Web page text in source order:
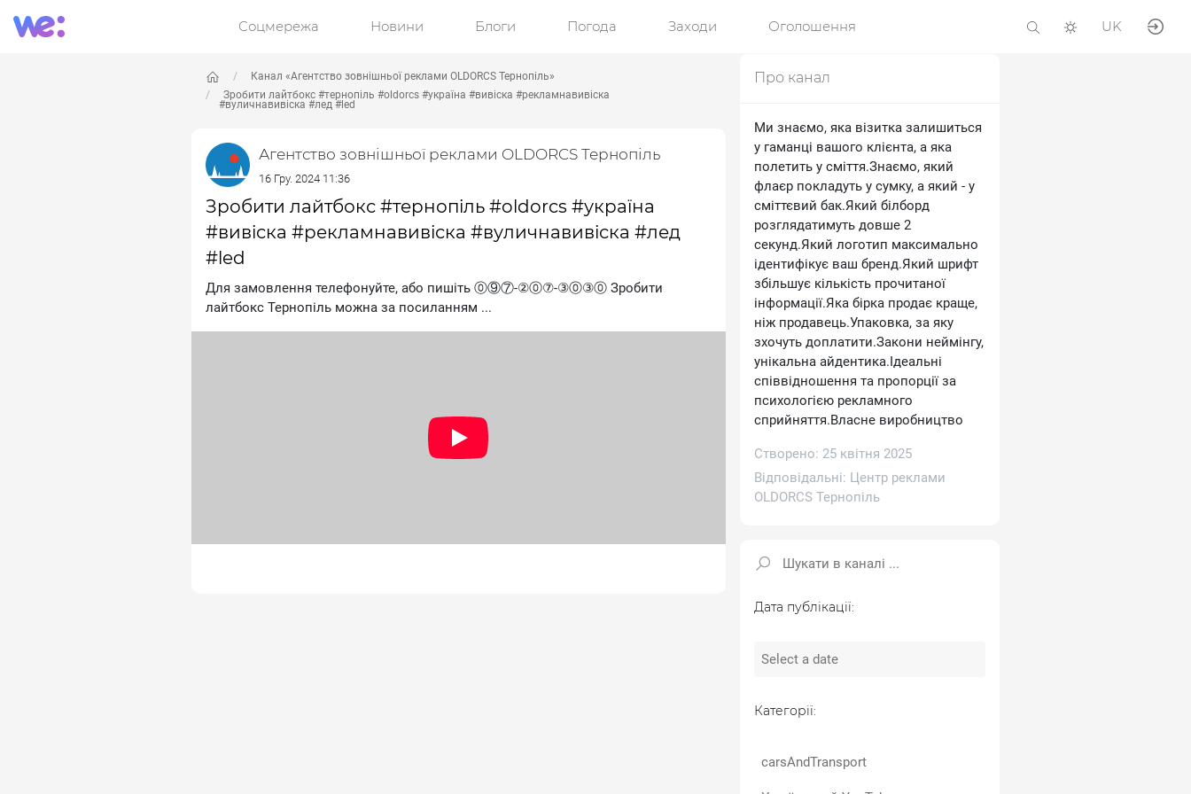
Соцмережа Новини Блоги Погода Заходи Оголошення UK
Канал «Агентство зовнішньої реклами OLDORCS Тернопіль»
Зробити лайтбокс #тернопіль #oldorcs #україна #вивіска #рекламнавивіска
#вуличнавивіска #лед #led
Агентство зовнішньої реклами OLDORCS Тернопіль
16 Гру. 2024 11:36
Зробити лайтбокс #тернопіль #oldorcs #україна
#вивіска #рекламнавивіска #вуличнавивіска #лед
#led
Для замовлення телефонуйте, або пишіть ⓪⑨⑦-②⓪⑦-③⓪③⓪ Зробити
лайтбокс Тернопіль можна за посиланням ...
Про канал
Ми знаємо, яка візитка залишиться
у гаманці вашого клієнта, а яка
полетить у сміття.Знаємо, який
флаєр покладуть у сумку, а який - у
сміттєвий бак.Який білборд
розглядатимуть довше 2
секунд.Який логотип максимально
ідентифікує ваш бренд.Який шрифт
збільшує кількість прочитаної
інформації.Яка бірка продає краще,
ніж продавець.Упаковка, за яку
зхочуть доплатити.Закони неймінгу,
унікальна айдентика.Ідеальні
співвідношення та пропорції за
психологією рекламного
сприйняття.Власне виробництво
Створено: 25 квітня 2025
Відповідальні: Центр реклами
OLDORCS Тернопіль
Дата публікації:
Категорії:
carsAndTransport